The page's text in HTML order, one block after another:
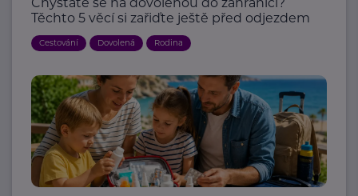
Těchto 5 věcí si zařiďte ještě před odjezdem
Cestování Dovolená Rodina